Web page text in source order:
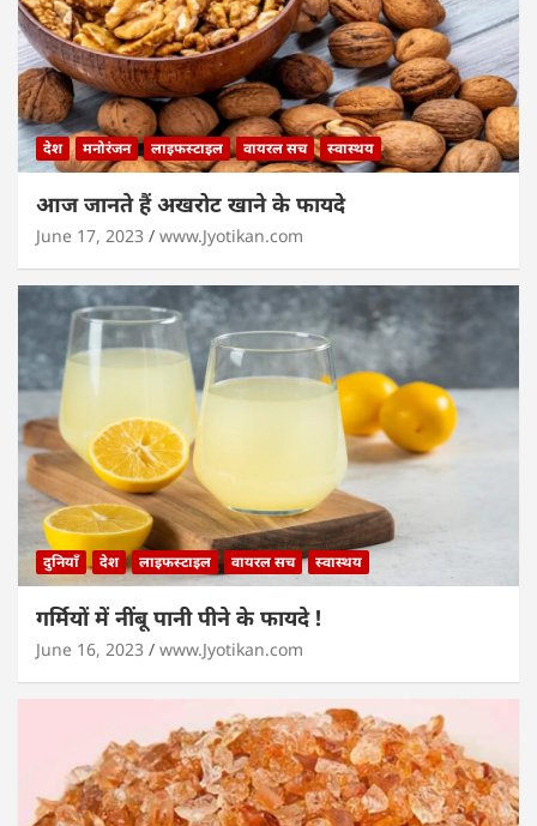
देश मनोरंजन लाइफस्टाइल वायरल सच स्वास्थय
आज जानते हैं अखरोट खाने के फायदे
June 17, 2023 www.Jyotikan.com
दुनियाँ देश लाइफस्टाइल वायरल सच स्वास्थय
गर्मियों में नींबू पानी पीने के फायदे !
June 16, 2023 www.Jyotikan.com